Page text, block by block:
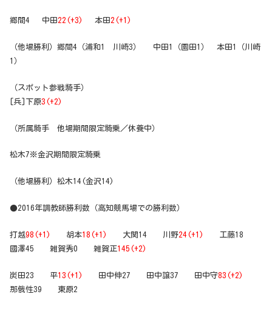
郷間4 中田 22(+3) 本田 2(+1)
（他場勝利）郷間4（浦和1 川崎3） 中田1（園田1） 本田1（川崎
1）
（スポット参戦騎手）
[兵]下原3(+2)
（所属騎手 他場期間限定騎乗／休養中）
松木7※金沢期間限定騎乗
（他場勝利）松木14(金沢14)
●2016年調教師勝利数（高知競馬場での勝利数）
打越98(+1) 胡本18(+1) 大関14 川野24(+1)
工藤18
國澤45 雑賀秀0 雑賀正145(+2)
炭田23 平13(+1) 田中伸27 田中譲37 田中守83(+2)
那俄性39 東原2